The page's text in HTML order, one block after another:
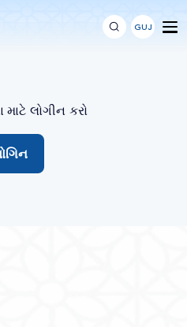
GUJ
લોગીન કરો